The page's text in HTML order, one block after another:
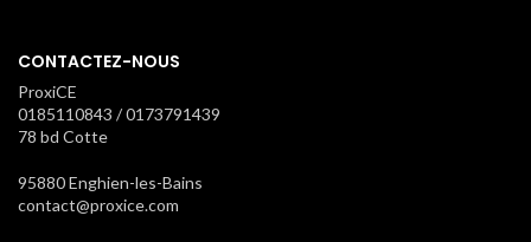
CONTACTEZ-NOUS
ProxiCE
0185110843 / 0173791439
78 bd Cotte
95880 Enghien-les-Bains
contact@proxice.com